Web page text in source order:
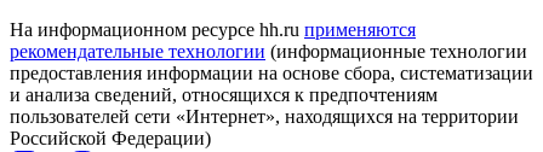
На информационном ресурсе hh.ru применяются
рекомендательные технологии (информационные технологии
предоставления информации на основе сбора, систематизации
и анализа сведений, относящихся к предпочтениям
пользователей сети «Интернет», находящихся на территории
Российской Федерации)